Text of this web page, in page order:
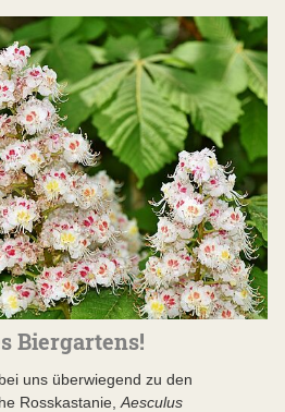
Biergartens!
uns überwiegend zu den
Rosskastanie, Aesculus